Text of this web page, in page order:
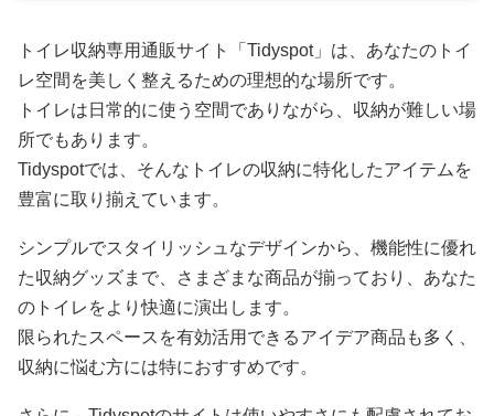
トイレ収納専用通販サイト「Tidyspot」は、あなたのトイ
レ空間を美しく整えるための理想的な場所です。
トイレは日常的に使う空間でありながら、収納が難しい場
所でもあります。
Tidyspotでは、そんなトイレの収納に特化したアイテムを
豊富に取り揃えています。
シンプルでスタイリッシュなデザインから、機能性に優れ
た収納グッズまで、さまざまな商品が揃っており、あなた
のトイレをより快適に演出します。
限られたスペースを有効活用できるアイデア商品も多く、
収納に悩む方には特におすすめです。